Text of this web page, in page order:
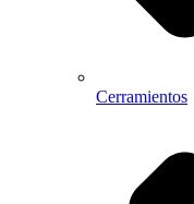
Cerramientos